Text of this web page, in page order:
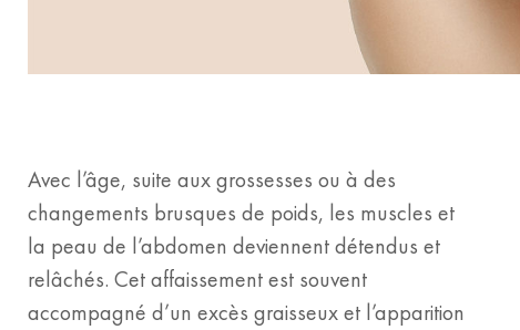
Avec l’âge, suite aux grossesses ou à des
changements brusques de poids, les muscles et
la peau de l’abdomen deviennent détendus et
relâchés. Cet affaissement est souvent
accompagné d’un excès graisseux et l’apparition